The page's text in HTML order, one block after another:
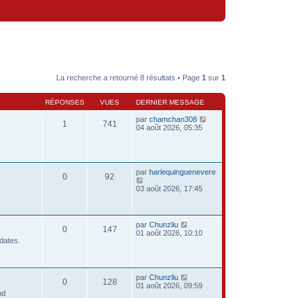
La recherche a retourné 8 résultats • Page 1 sur 1
RÉPONSES VUES DERNIER MESSAGE
1 741 par chamchan308
04 août 2026, 05:35
0 92 par harlequinguenevere
03 août 2026, 17:45
0 147 par Chunzliu
01 août 2026, 10:10
0 128 par Chunzliu
01 août 2026, 09:59